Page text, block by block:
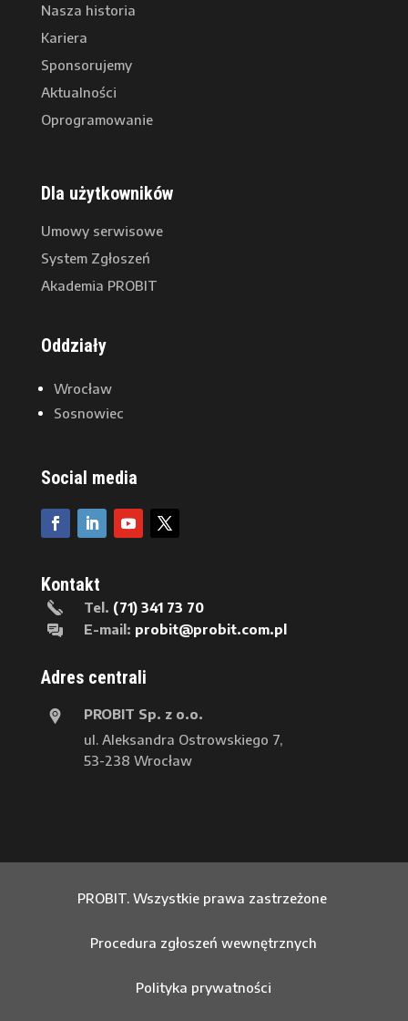
Nasza historia
Kariera
Sponsorujemy
Aktualności
Oprogramowanie
Dla użytkowników
Umowy serwisowe
System Zgłoszeń
Akademia PROBIT
Oddziały
Wrocław
Sosnowiec
Social media
Kontakt
Tel. (71) 341 73 70
E-mail: probit@probit.com.pl
Adres centrali
PROBIT Sp. z o.o.
ul. Aleksandra Ostrowskiego 7,
53-238 Wrocław
PROBIT. Wszystkie prawa zastrzeżone
Procedura zgłoszeń wewnętrznych
Polityka prywatności